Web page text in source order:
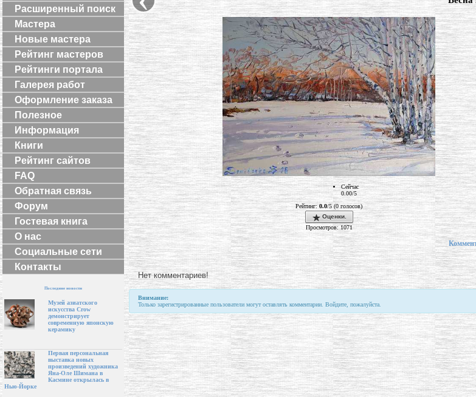
Расширенный поиск
Мастера
Новые мастера
Рейтинг мастеров
Рейтинги портала
Галерея работ
Оформление заказа
Полезное
Информация
Книги
Рейтинг сайтов
FAQ
Обратная связь
Форум
Гостевая книга
О нас
Социальные сети
Контакты
Последние новости
Музей азиатского
искусства Crow
демонстрирует
современную японскую
керамику
Первая персональная
выставка новых
произведений художника
Яна-Оле Шимана в
Касмине открылась в
Нью-Йорке
Сейчас
0.00/5
Рейтинг:0.0/5 (0 голосов)
Оценки.
Просмотров: 1071
Нет комментариев!
Внимание:
Только зарегистрированные пользователи могут оставлять комментарии. Войдите, пожалуйста.